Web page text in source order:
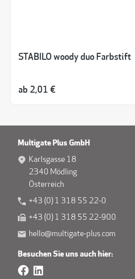
STABILO woody duo Farbstift
ab 2,01 €
Multigate Plus GmbH
Karlsgasse 18
2340 Mödling
Österreich
+43 (0) 1 318 55 22-0
+43 (0) 1 318 55 22-900
hello@multigate-plus.com
Besuchen Sie uns auch hier: